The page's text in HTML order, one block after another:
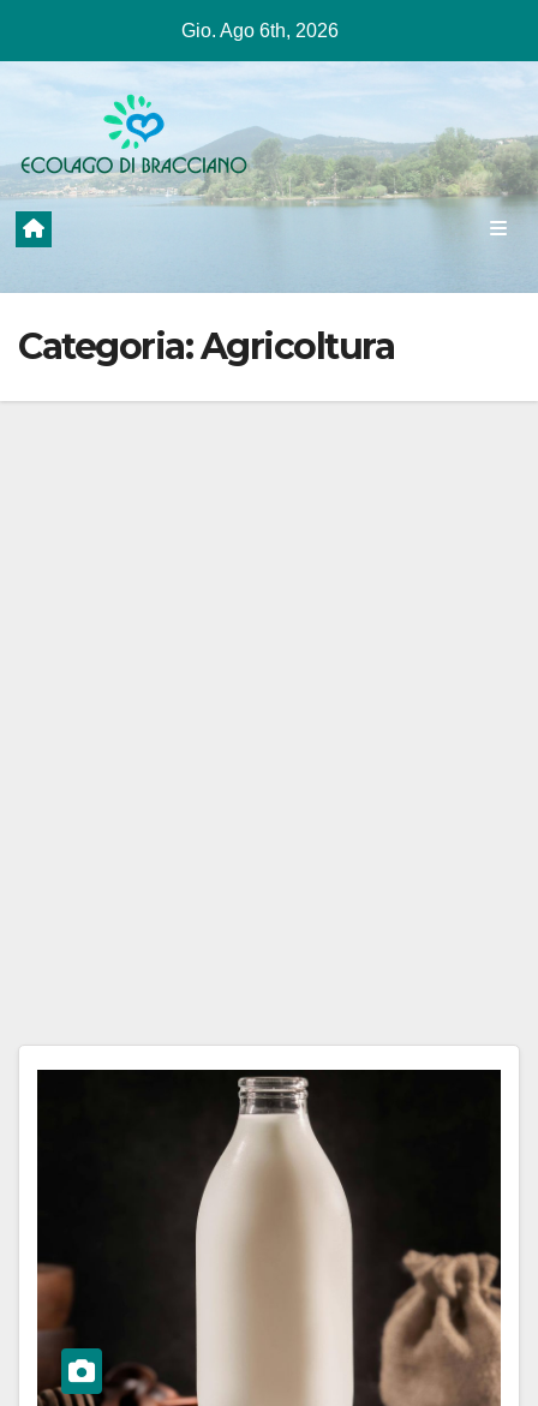
contenuto
Gio. Ago 6th, 2026
Categoria:Agricoltura